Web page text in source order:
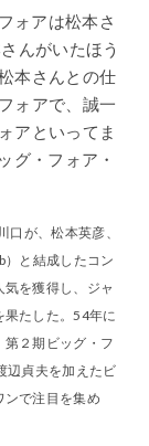
ォアは松本さ
んがいたほう
本さんとの仕
ォアで、誠一
アといってま
グ・フォア・
口が、松本英彦、
）と結成したコン
を獲得し、ジャ
果たした。54年に
２期ビッグ・フ
辺貞夫を加えたビ
ンで注目を集め